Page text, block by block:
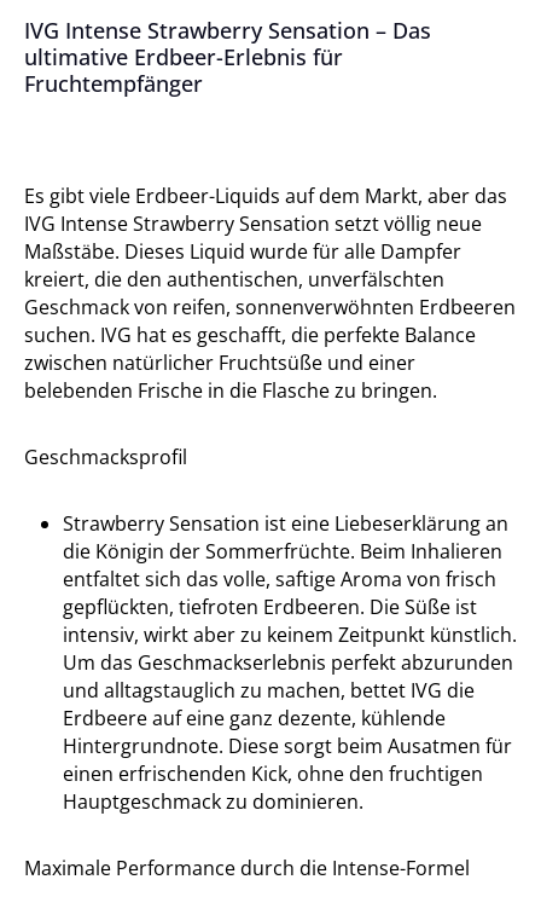
IVG Intense Strawberry Sensation – Das
ultimative Erdbeer-Erlebnis für
Fruchtempfänger
Es gibt viele Erdbeer-Liquids auf dem Markt, aber das
IVG Intense Strawberry Sensation setzt völlig neue
Maßstäbe. Dieses Liquid wurde für alle Dampfer
kreiert, die den authentischen, unverfälschten
Geschmack von reifen, sonnenverwöhnten Erdbeeren
suchen. IVG hat es geschafft, die perfekte Balance
zwischen natürlicher Fruchtsüße und einer
belebenden Frische in die Flasche zu bringen.
Geschmacksprofil
Strawberry Sensation ist eine Liebeserklärung an
die Königin der Sommerfrüchte. Beim Inhalieren
entfaltet sich das volle, saftige Aroma von frisch
gepflückten, tiefroten Erdbeeren. Die Süße ist
intensiv, wirkt aber zu keinem Zeitpunkt künstlich.
Um das Geschmackserlebnis perfekt abzurunden
und alltagstauglich zu machen, bettet IVG die
Erdbeere auf eine ganz dezente, kühlende
Hintergrundnote. Diese sorgt beim Ausatmen für
einen erfrischenden Kick, ohne den fruchtigen
Hauptgeschmack zu dominieren.
Maximale Performance durch die Intense-Formel